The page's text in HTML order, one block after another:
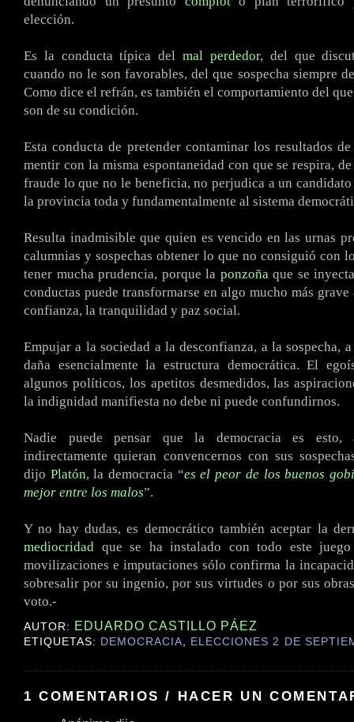
elección.
Es la conducta típica delmal perdedor, del que
cuando no le son favorables, del que sospecha siempre
Como dice el refrán, es también el comportamiento del
son de su condición.
Esta conducta de pretender contaminar los resultados
mentir con la misma espontaneidad con que se respira,
fraude lo que no le beneficia, no perjudica a un
la provincia toda y fundamentalmente al sistema
Resulta inadmisible que quien es vencido en las urnas
calumnias y sospechas obtener lo que no consiguió con
tener mucha prudencia, porque la ponzoñaque se
conductas puede transformarse en algo mucho más
confianza, la tranquilidad y paz social.
Empujar a la sociedad a la desconfianza, a la sospecha,
daña esencialmente la estructura democrática. El
algunos políticos, los apetitos desmedidos, las
la indignidad manifiesta no debe ni puede confundirnos.
Nadie puede pensar que la democracia es esto,
indirectamente quieran convencernos con sus
dijo Platón, la democracia “es el peor de los buenos
mejor entre los malos”.
Y no hay dudas, es democrático también aceptar la
mediocridad que se ha instalado con todo este juego
movilizaciones e imputaciones sólo confirma la
sobresalir por su ingenio, por sus virtudes o por sus
voto.-
AUTOR: EDUARDO CASTILLO PÁEZ
ETIQUETAS: DEMOCRACIA, ELECCIONES 2 DE
1 COMENTARIOS / HACER UN